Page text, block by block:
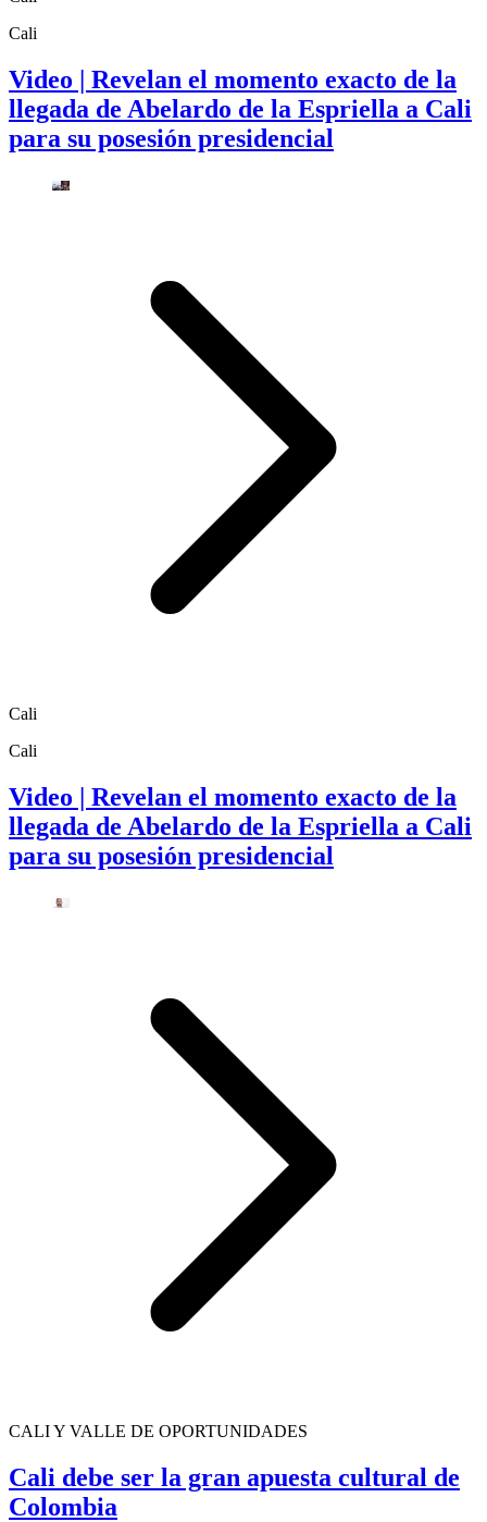
Cali
Video | Revelan el momento exacto de la
llegada de Abelardo de la Espriella a Cali
para su posesión presidencial
Cali
Cali
Video | Revelan el momento exacto de la
llegada de Abelardo de la Espriella a Cali
para su posesión presidencial
CALI Y VALLE DE OPORTUNIDADES
Cali debe ser la gran apuesta cultural de
Colombia